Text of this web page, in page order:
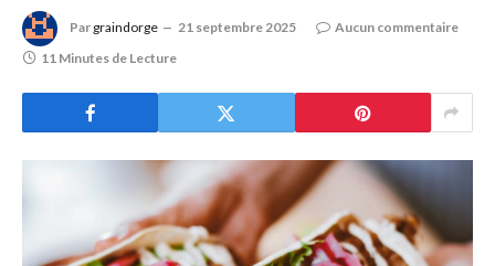
Par graindorge 21 septembre 2025
Aucun commentaire
11 Minutes de Lecture